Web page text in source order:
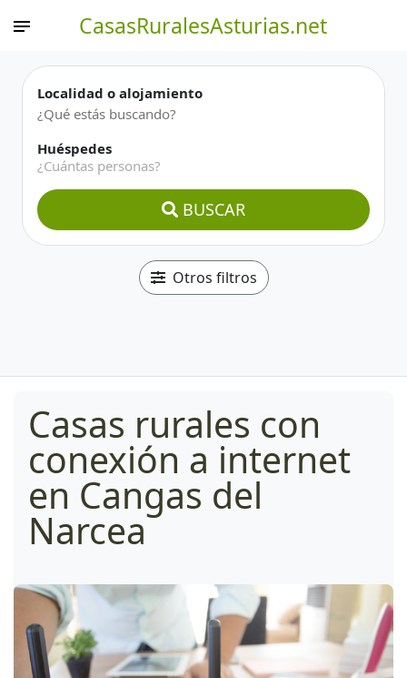
CasasRuralesAsturias.net
Localidad o alojamiento
Huéspedes
¿Cuántas personas?
BUSCAR
Otros filtros
Casas rurales con
conexión a internet
en Cangas del
Narcea